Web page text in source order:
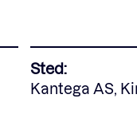
Sted:
Kantega AS,